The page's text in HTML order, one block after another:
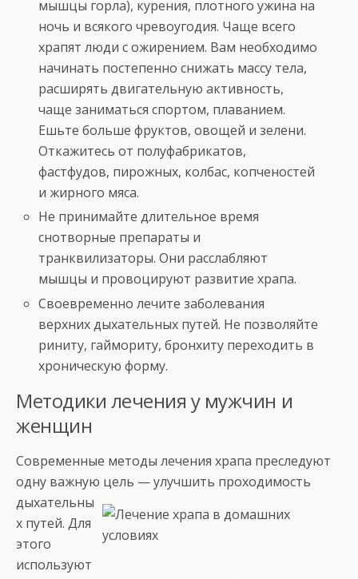
мышцы горла), курения, плотного ужина на
ночь и всякого чревоугодия. Чаще всего
храпят люди с ожирением. Вам необходимо
начинать постепенно снижать массу тела,
расширять двигательную активность,
чаще заниматься спортом, плаванием.
Ешьте больше фруктов, овощей и зелени.
Откажитесь от полуфабрикатов,
фастфудов, пирожных, колбас, копченостей
и жирного мяса.
Не принимайте длительное время
снотворные препараты и
транквилизаторы. Они расслабляют
мышцы и провоцируют развитие храпа.
Своевременно лечите заболевания
верхних дыхательных путей. Не позволяйте
риниту, гаймориту, бронхиту переходить в
хроническую форму.
Методики лечения у мужчин и
женщин
Современные методы лечения храпа преследуют
одну важную цель —улучшить проходимость
дыхательны
х путей. Для
этого
используют